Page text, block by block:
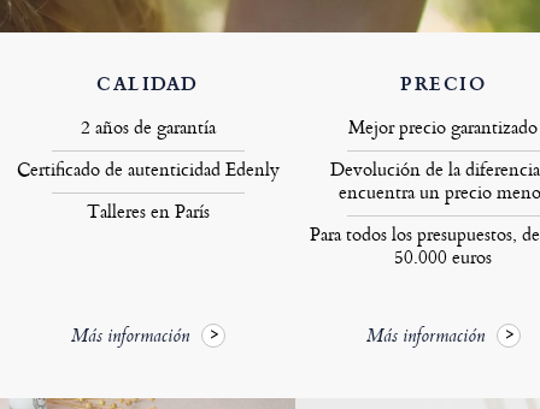
CALIDAD
2 años de garantía
Certificado de autenticidad Edenly
Talleres en París
Más información
PRECIO
Mejor precio garantizado
Devolución de la
encuentra un precio
Para todos los presupuestos,
50.000 euros
Más información